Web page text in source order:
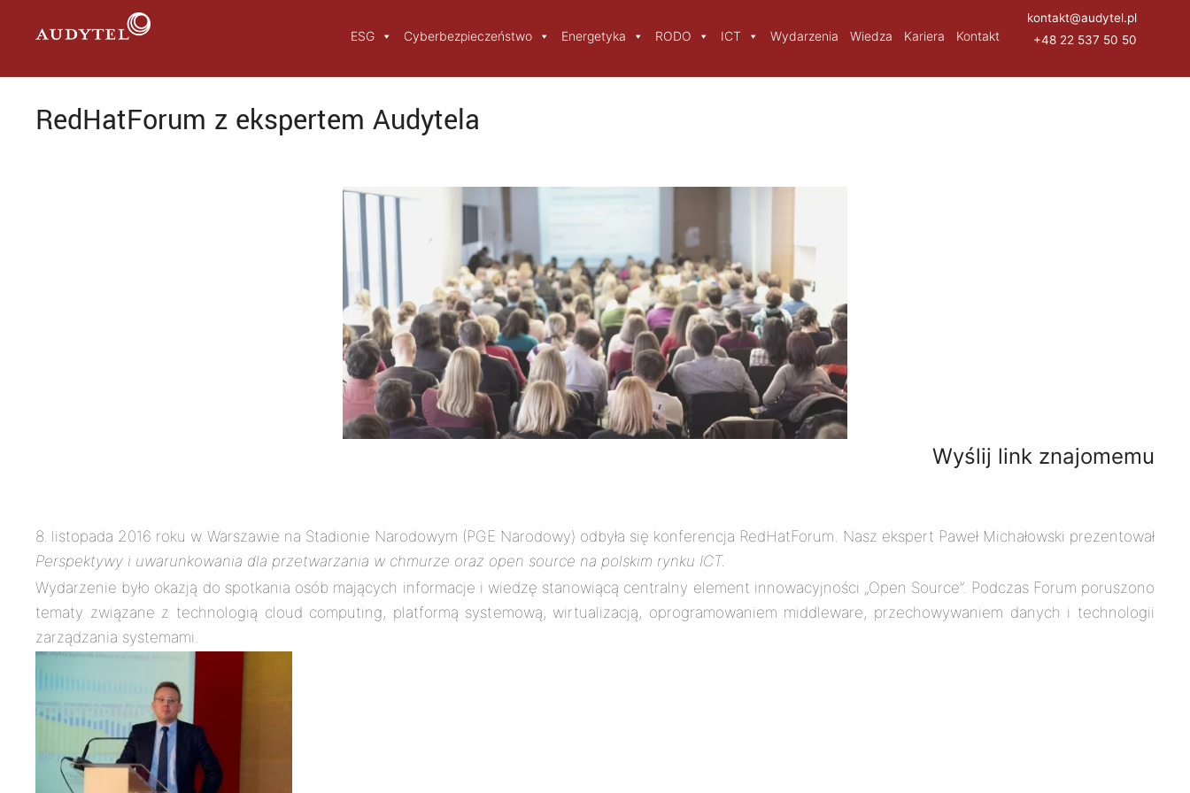
ESG Cyberbezpieczeństwo Energetyka RODO ICT Wydarzenia Wiedza Kariera Kontakt
kontakt@audytel.pl
+48 22 537 50 50
RedHatForum z ekspertem Audytela
Wyślij link znajomemu
8. listopada 2016 roku w Warszawie na Stadionie Narodowym (PGE Narodowy) odbyła się konferencja RedHatForum. Nasz ekspert Paweł Michałowski prezentował
Perspektywy i uwarunkowania dla przetwarzania w chmurze oraz open source na polskim rynku ICT.
Wydarzenie było okazją do spotkania osób mających informacje i wiedzę stanowiącą centralny element innowacyjności „Open Source”. Podczas Forum poruszono
tematy związane z technologią cloud computing, platformą systemową, wirtualizacją, oprogramowaniem middleware, przechowywaniem danych i technologii
zarządzania systemami.